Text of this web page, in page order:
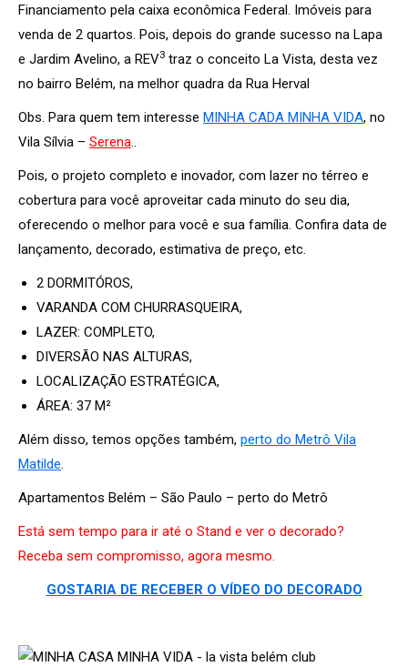
Financiamento pela caixa econômica Federal. Imóveis para
venda de 2 quartos. Pois, depois do grande sucesso na Lapa
e Jardim Avelino, a REV3 traz o conceito La Vista, desta vez
no bairro Belém, na melhor quadra da Rua Herval
Obs. Para quem tem interesse MINHA CADA MINHA VIDA, no
Vila Sílvia – Serena..
Pois, o projeto completo e inovador, com lazer no térreo e
cobertura para você aproveitar cada minuto do seu dia,
oferecendo o melhor para você e sua família. Confira data de
lançamento, decorado, estimativa de preço, etc.
2 DORMITÓROS,
VARANDA COM CHURRASQUEIRA,
LAZER: COMPLETO,
DIVERSÃO NAS ALTURAS,
LOCALIZAÇÃO ESTRATÉGICA,
ÁREA: 37 M²
Além disso, temos opções também, perto do Metrô Vila
Matilde.
Apartamentos Belém – São Paulo – perto do Metrô
Está sem tempo para ir até o Stand e ver o decorado?
Receba sem compromisso, agora mesmo.
GOSTARIA DE RECEBER O VÍDEO DO DECORADO